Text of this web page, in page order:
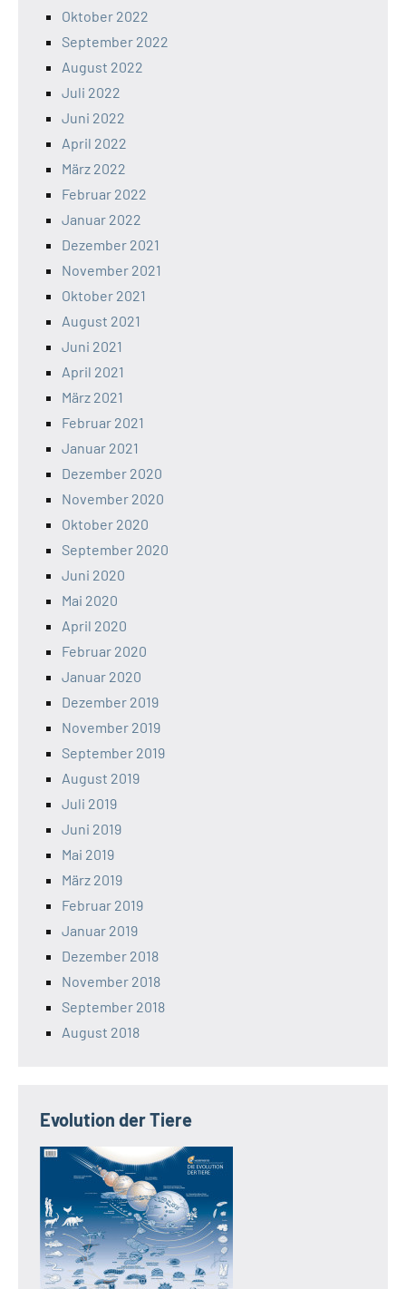
Oktober 2022
September 2022
August 2022
Juli 2022
Juni 2022
April 2022
März 2022
Februar 2022
Januar 2022
Dezember 2021
November 2021
Oktober 2021
August 2021
Juni 2021
April 2021
März 2021
Februar 2021
Januar 2021
Dezember 2020
November 2020
Oktober 2020
September 2020
Juni 2020
Mai 2020
April 2020
Februar 2020
Januar 2020
Dezember 2019
November 2019
September 2019
August 2019
Juli 2019
Juni 2019
Mai 2019
März 2019
Februar 2019
Januar 2019
Dezember 2018
November 2018
September 2018
August 2018
Evolution der Tiere